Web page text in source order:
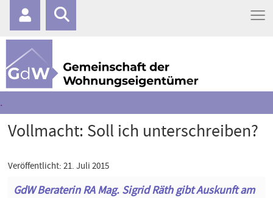
≡
.
Vollmacht: Soll ich unterschreiben?
Veröffentlicht: 21. Juli 2015
GdW Beraterin RA Mag. Sigrid Räth gibt Auskunft am